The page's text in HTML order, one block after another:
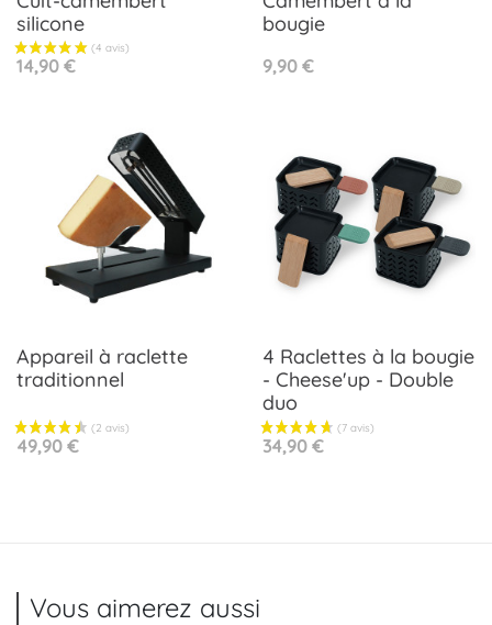
silicone
Prix
14,90 €
bougie
Prix
9,90 €
Appareil à raclette
traditionnel
Prix
49,90 €
4 Raclettes à la bougie
- Cheese'up - Double
duo
Prix
34,90 €
Vous aimerez aussi